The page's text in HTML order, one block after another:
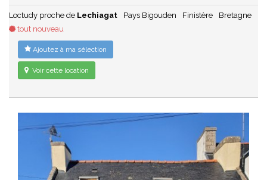
Loctudy proche de Lechiagat Pays Bigouden Finistère
Bretagne
tout nouveau
Ajoutez à ma sélection
Voir cette location